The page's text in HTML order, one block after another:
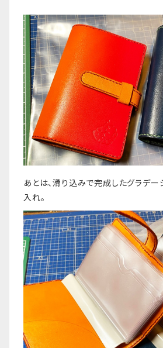
あとは、滑り込みで完成したグラデー
入れ。